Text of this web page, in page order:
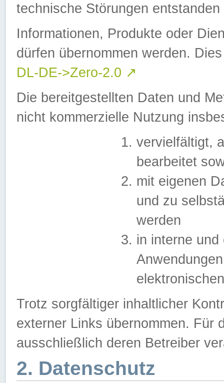
technische Störungen
Informationen, Produkte oder
dürfen übernommen werden.
DL-DE->Zero-2.0 ↗
Die bereitgestellten Daten und
nicht kommerzielle Nutzung
vervielfältigt,
bearbeitet
mit eigenen
und zu
werden
in interne
Trotz sorgfältiger inhaltlicher
externer Links übernommen. Für
ausschließlich deren Betreiber
2. Datenschutz